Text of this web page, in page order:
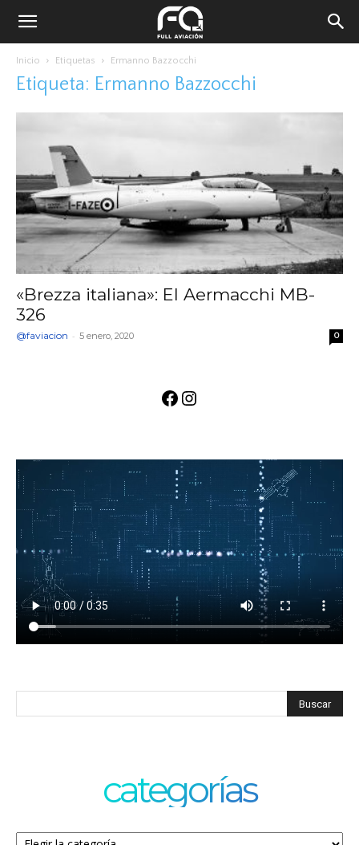
Inicio Etiquetas Ermanno Bazzocchi
Etiqueta: Ermanno Bazzocchi
«Brezza italiana»: El Aermacchi MB-
326
@faviacion - 5 enero, 2020 0
Facebook
Instagram
categorías
Categorías